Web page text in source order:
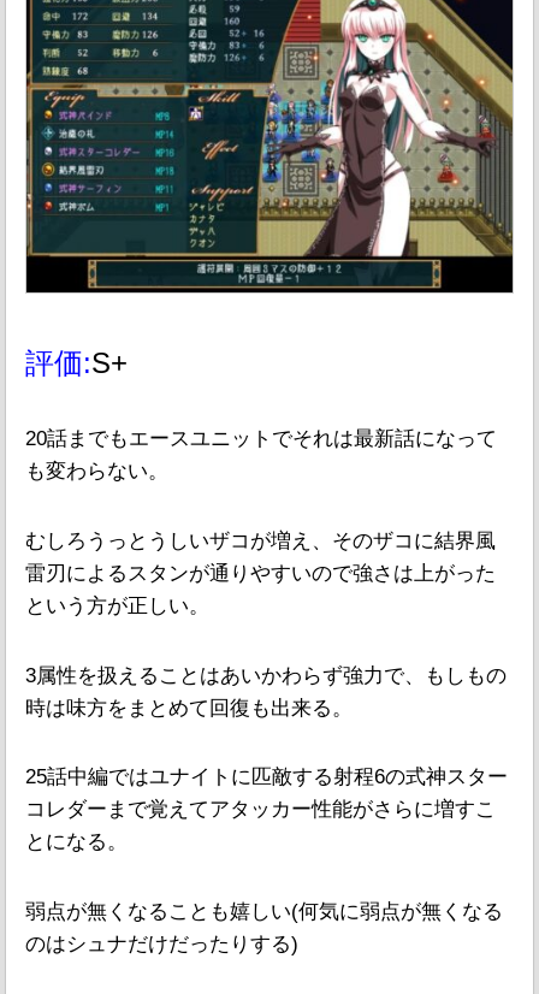
評価:S+
20話までもエースユニットでそれは最新話になって
も変わらない。
むしろうっとうしいザコが増え、そのザコに結界風
雷刃によるスタンが通りやすいので強さは上がった
という方が正しい。
3属性を扱えることはあいかわらず強力で、もしもの
時は味方をまとめて回復も出来る。
25話中編ではユナイトに匹敵する射程6の式神スター
コレダーまで覚えてアタッカー性能がさらに増すこ
とになる。
弱点が無くなることも嬉しい(何気に弱点が無くなる
のはシュナだけだったりする)